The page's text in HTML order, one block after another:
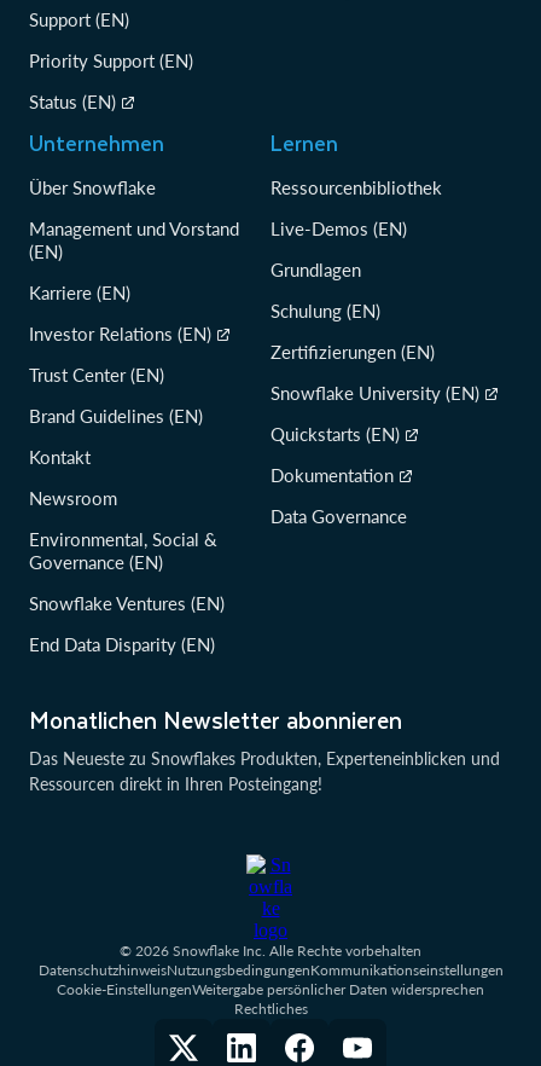
Monatlichen Newsletter abonnieren
Das Neueste zu Snowflakes Produkten, Experteneinblicken und
Ressourcen direkt in Ihren Posteingang!
Support (EN)
Priority Support (EN)
Status (EN)
Unternehmen
Über Snowflake
Management und Vorstand
(EN)
Karriere (EN)
Investor Relations (EN)
Trust Center (EN)
Brand Guidelines (EN)
Kontakt
Newsroom
Environmental, Social &
Governance (EN)
Snowflake Ventures (EN)
End Data Disparity (EN)
Lernen
Ressourcenbibliothek
Live-Demos (EN)
Grundlagen
Schulung (EN)
Zertifizierungen (EN)
Snowflake University (EN)
Quickstarts (EN)
Dokumentation
Data Governance
© 2026 Snowflake Inc. Alle Rechte vorbehalten
DatenschutzhinweisNutzungsbedingungenKommunikationseinstellungen
Cookie-EinstellungenWeitergabe persönlicher Daten widersprechen
Rechtliches